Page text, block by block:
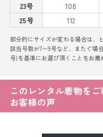
23号
108
25号
112
部分的にサイズが変わる場合は、
該当号数が7〜9号など、またぐ場
号)を基準にお選び頂くことをお薦
このレンタル着物を
お客様の声